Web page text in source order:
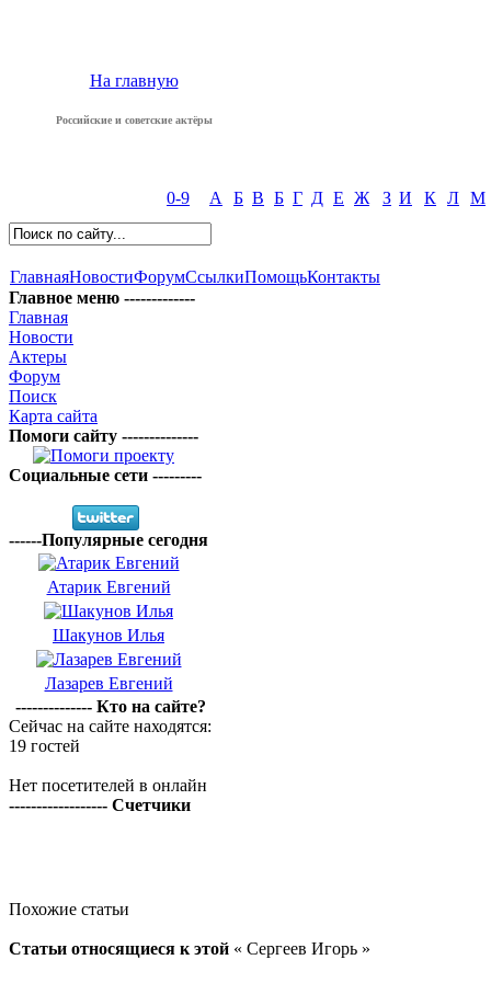
На главную
Российские и советские актёры
0-9 А Б В Б Г Д Е Ж З И К Л М
ГлавнаяНовостиФорумСсылкиПомощьКонтакты
Главное меню -------------
Главная
Новости
Актеры
Форум
Поиск
Карта сайта
Помоги сайту --------------
Социальные сети ---------
------Популярные сегодня
Атарик Евгений
Шакунов Илья
Лазарев Евгений
-------------- Кто на сайте?
Сейчас на сайте находятся:
19 гостей
Нет посетителей в онлайн
------------------ Счетчики
Похожие статьи
Статьи относящиеся к этой « Сергеев Игорь »